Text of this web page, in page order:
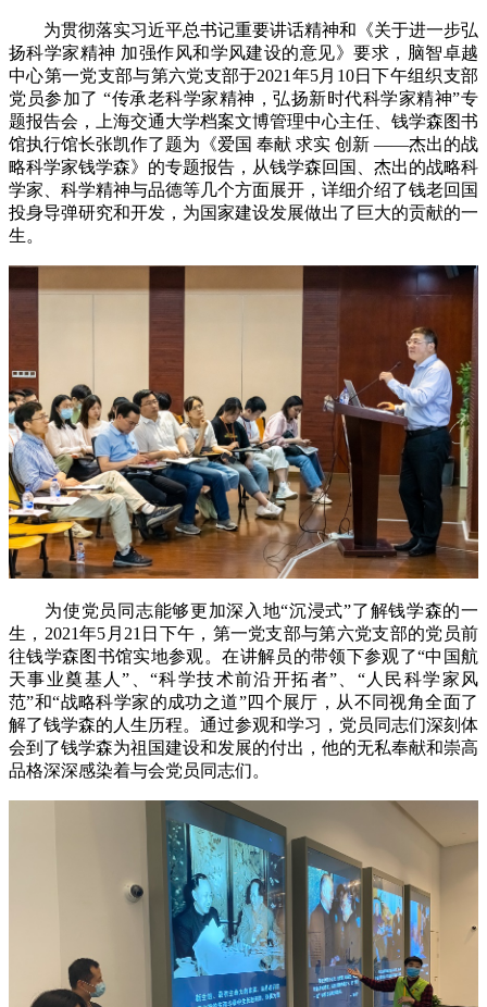
为贯彻落实习近平总书记重要讲话精神和《关于进一步弘
扬科学家精神 加强作风和学风建设的意见》要求，脑智卓越
中心第一党支部与第六党支部于2021年5月10日下午组织支部
党员参加了 “传承老科学家精神，弘扬新时代科学家精神”专
题报告会，上海交通大学档案文博管理中心主任、钱学森图书
馆执行馆长张凯作了题为《爱国 奉献 求实 创新 ——杰出的战
略科学家钱学森》的专题报告，从钱学森回国、杰出的战略科
学家、科学精神与品德等几个方面展开，详细介绍了钱老回国
投身导弹研究和开发，为国家建设发展做出了巨大的贡献的一
生。
为使党员同志能够更加深入地“沉浸式”了解钱学森的一
生，2021年5月21日下午，第一党支部与第六党支部的党员前
往钱学森图书馆实地参观。在讲解员的带领下参观了“中国航
天事业奠基人”、“科学技术前沿开拓者”、“人民科学家风
范”和“战略科学家的成功之道”四个展厅，从不同视角全面了
解了钱学森的人生历程。通过参观和学习，党员同志们深刻体
会到了钱学森为祖国建设和发展的付出，他的无私奉献和崇高
品格深深感染着与会党员同志们。